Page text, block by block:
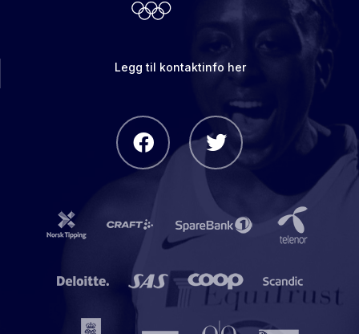
Legg til kontaktinfo her